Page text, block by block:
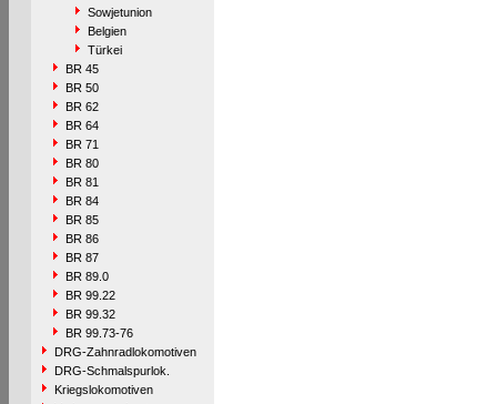
Sowjetunion
Belgien
Türkei
BR 45
BR 50
BR 62
BR 64
BR 71
BR 80
BR 81
BR 84
BR 85
BR 86
BR 87
BR 89.0
BR 99.22
BR 99.32
BR 99.73-76
DRG-Zahnradlokomotiven
DRG-Schmalspurlok.
Kriegslokomotiven